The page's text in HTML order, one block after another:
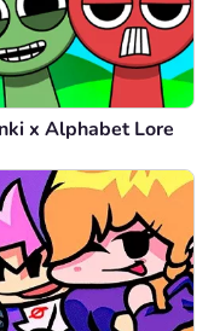
x Alphabet Lore